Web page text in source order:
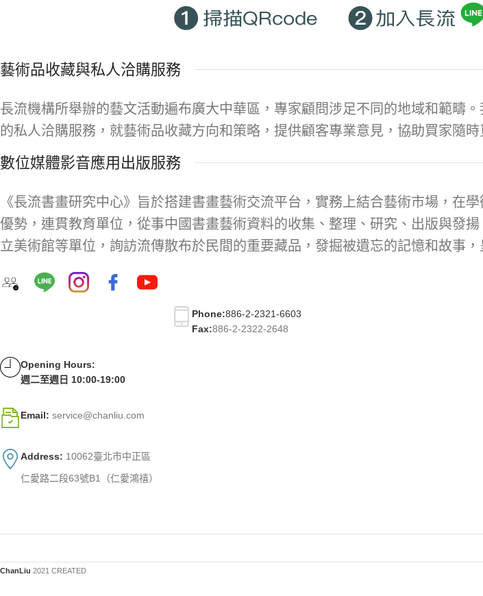
藝術品收藏與私人洽購服務
長流機構所舉辦的藝文活動遍布廣大中華區，專家顧問涉足不同的地域和範疇
的私人洽購服務，就藝術品收藏方向和策略，提供顧客專業意見，協助買家隨時
數位媒體影音應用出版服務
《長流書畫研究中心》旨於搭建書畫藝術交流平台，實務上結合藝術市場，在
優勢，連貫教育單位，從事中國書畫藝術資料的收集、整理、研究、出版與發
立美術館等單位，詢訪流傳散布於民間的重要藏品，發掘被遺忘的記憶和故事
Phone:886-2-2321-6603
Fax:886-2-2322-2648
Opening Hours:
週二至週日 10:00-19:00
Email: service@chanliu.com
Address: 10062臺北市中正區
仁愛路二段63號B1（仁愛鴻禧）
ChanLiu 2021 CREATED